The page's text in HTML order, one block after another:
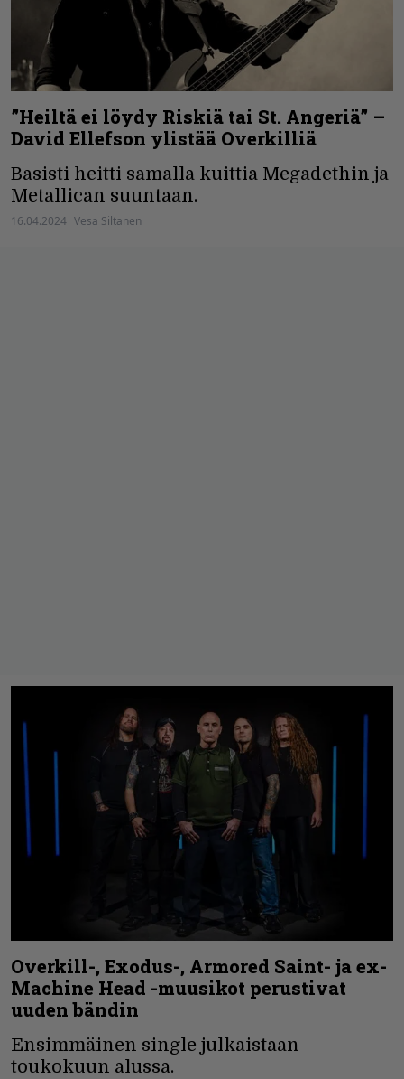
”Heiltä ei löydy Riskiä tai St. Angeriä” –
David Ellefson ylistää Overkilliä
Basisti heitti samalla kuittia Megadethin ja
Metallican suuntaan.
16.04.2024 Vesa Siltanen
Overkill-, Exodus-, Armored Saint- ja ex-
Machine Head -muusikot perustivat
uuden bändin
Ensimmäinen single julkaistaan
toukokuun alussa.